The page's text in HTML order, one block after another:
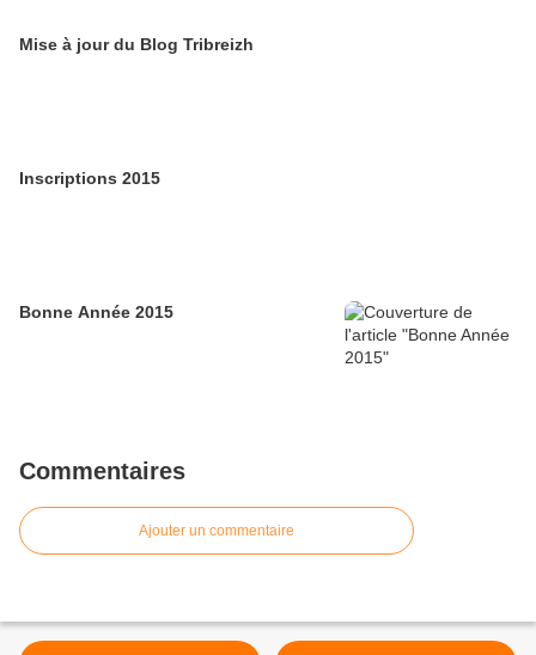
Mise à jour du Blog Tribreizh
Inscriptions 2015
Bonne Année 2015
Commentaires
Ajouter un commentaire